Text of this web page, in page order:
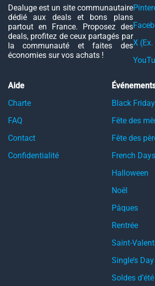
Dealuge est un site communautaire
dédié aux deals et bons plans
partout en France. Proposez des
deals, profitez de ceux partagés par
la communauté et faites des
économies sur vos achats !
X
Aide
Charte
FAQ
Contact
Confidentialité
Black Friday
Fête des
Fête des
French Days
Halloween
Noël
Pâques
Rentrée
Saint-
Single’s Day
Soldes d’été